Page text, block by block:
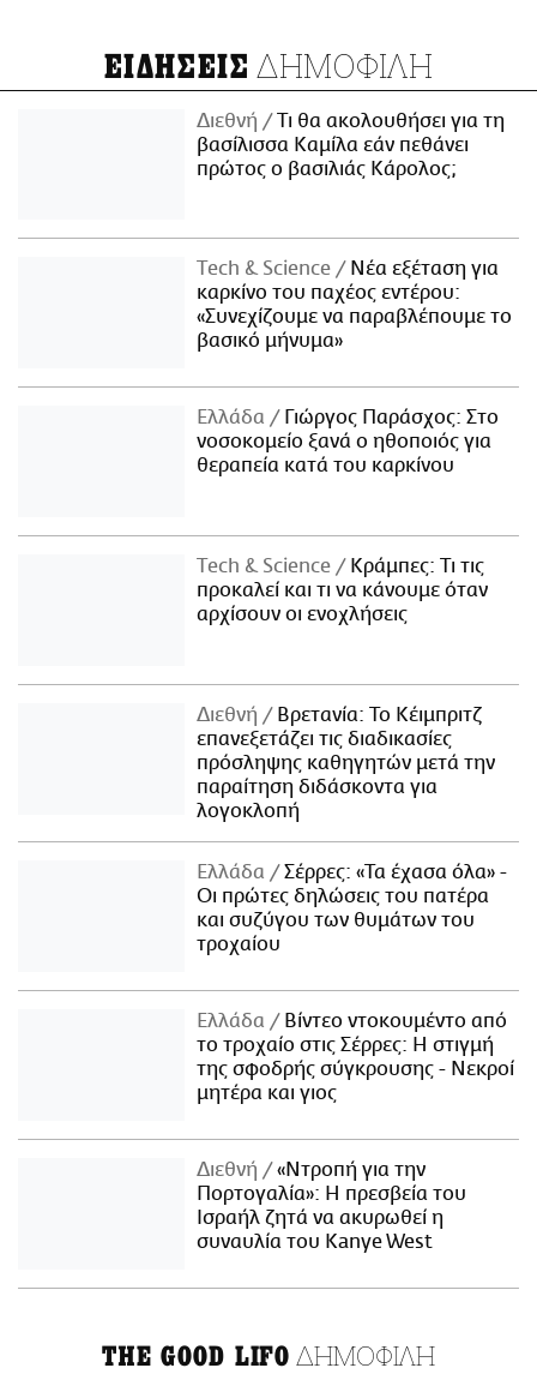
ΕΙΔΗΣΕΙΣ ΔΗΜΟΦΙΛΗ
Διεθνή
Τι θα ακολουθήσει για τη
βασίλισσα Καμίλα εάν πεθάνει
πρώτος ο βασιλιάς Κάρολος;
Τech & Science
Νέα εξέταση για
καρκίνο του παχέος εντέρου:
«Συνεχίζουμε να παραβλέπουμε το
βασικό μήνυμα»
Ελλάδα
Γιώργος Παράσχος: Στο
νοσοκομείο ξανά ο ηθοποιός για
θεραπεία κατά του καρκίνου
Τech & Science
Κράμπες: Τι τις
προκαλεί και τι να κάνουμε όταν
αρχίσουν οι ενοχλήσεις
Διεθνή
Βρετανία: Το Κέιμπριτζ
επανεξετάζει τις διαδικασίες
πρόσληψης καθηγητών μετά την
παραίτηση διδάσκοντα για
λογοκλοπή
Ελλάδα
Σέρρες: «Τα έχασα όλα» -
Οι πρώτες δηλώσεις του πατέρα
και συζύγου των θυμάτων του
τροχαίου
Ελλάδα
Βίντεο ντοκουμέντο από
το τροχαίο στις Σέρρες: Η στιγμή
της σφοδρής σύγκρουσης - Νεκροί
μητέρα και γιος
Διεθνή
«Ντροπή για την
Πορτογαλία»: Η πρεσβεία του
Ισραήλ ζητά να ακυρωθεί η
συναυλία του Kanye West
THE GOOD LIFO ΔΗΜΟΦΙΛΗ